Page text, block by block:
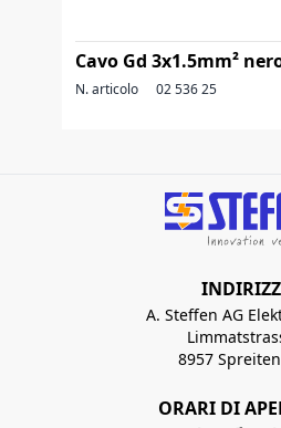
Cavo Gd 3x1.5mm²
N. articolo 02 536 25
A. Steffen AG
8957
ORARI DI